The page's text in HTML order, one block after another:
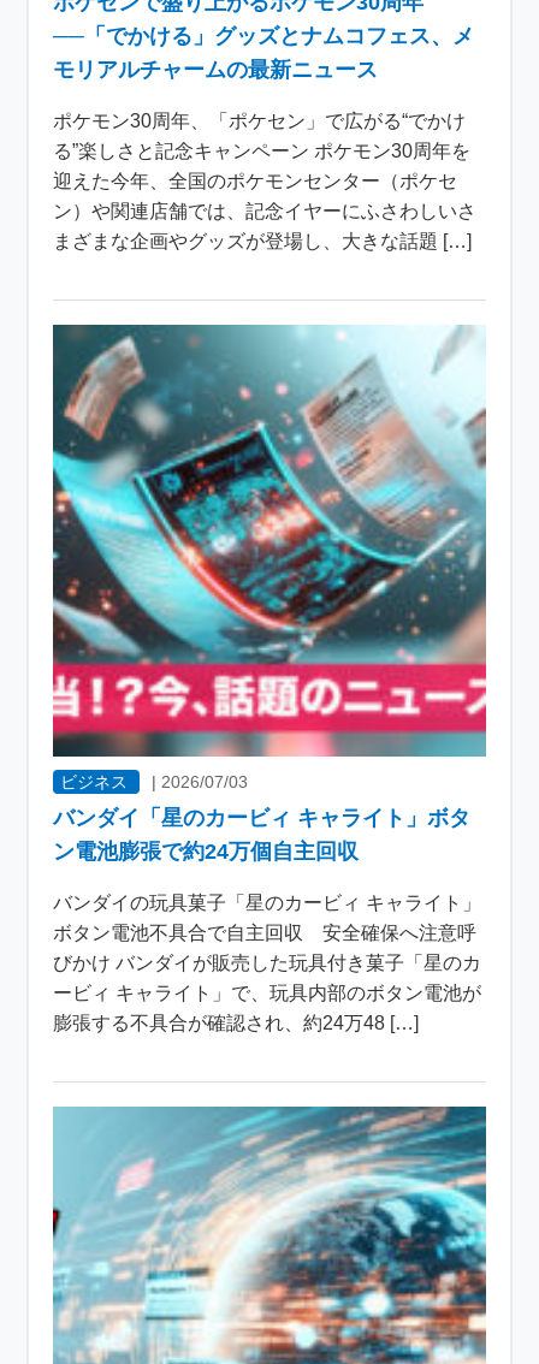
──「でかける」グッズとナムコフェス、メ
モリアルチャームの最新ニュース
ポケモン30周年、「ポケセン」で広がる“でかけ
る”楽しさと記念キャンペーン ポケモン30周年を
迎えた今年、全国のポケモンセンター（ポケセ
ン）や関連店舗では、記念イヤーにふさわしいさ
まざまな企画やグッズが登場し、大きな話題 […]
ビジネス |2026/07/03
バンダイ「星のカービィ キャライト」ボタ
ン電池膨張で約24万個自主回収
バンダイの玩具菓子「星のカービィ キャライト」
ボタン電池不具合で自主回収 安全確保へ注意呼
びかけ バンダイが販売した玩具付き菓子「星のカ
ービィ キャライト」で、玩具内部のボタン電池が
膨張する不具合が確認され、約24万48 […]